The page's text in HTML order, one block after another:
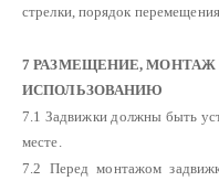
стрелки, порядок
7 РАЗМЕЩЕНИЕ, МОНТАЖ
ИСПОЛЬЗОВАНИЮ
7.1 Задвижки должны быть
месте.
7.2 Перед монтажом